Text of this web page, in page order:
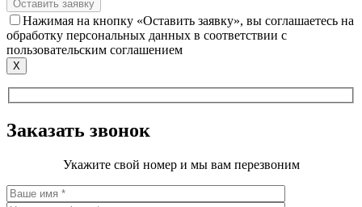
Нажимая на кнопку «Оставить заявку», вы соглашаетесь на
обработку персональных данных в соответствии с
пользовательским соглашением
X
Заказать звонок
Укажите свой номер и мы вам перезвоним